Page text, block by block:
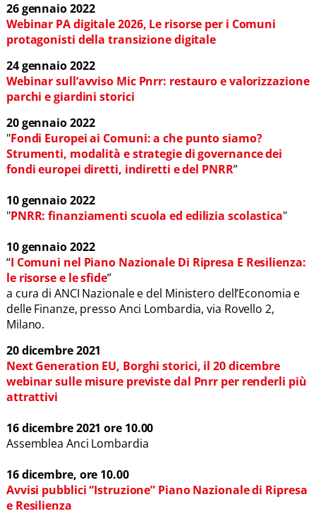
26 gennaio 2022
Webinar PA digitale 2026, Le risorse per i Comuni
protagonisti della transizione digitale
24 gennaio 2022
Webinar sull’avviso Mic Pnrr: restauro e valorizzazione
parchi e giardini storici
20 gennaio 2022
"Fondi Europei ai Comuni: a che punto siamo?
Strumenti, modalità e strategie di governance dei
fondi europei diretti, indiretti e del PNRR”
10 gennaio 2022
"PNRR: finanziamenti scuola ed edilizia scolastica"
10 gennaio 2022
“I Comuni nel Piano Nazionale Di Ripresa E Resilienza:
le risorse e le sfide”
a cura di ANCI Nazionale e del Ministero dell’Economia e
delle Finanze, presso Anci Lombardia, via Rovello 2,
Milano.
20 dicembre 2021
Next Generation EU, Borghi storici, il 20 dicembre
webinar sulle misure previste dal Pnrr per renderli più
attrattivi
16 dicembre 2021 ore 10.00
Assemblea Anci Lombardia
16 dicembre, ore 10.00
Avvisi pubblici “Istruzione” Piano Nazionale di Ripresa
e Resilienza